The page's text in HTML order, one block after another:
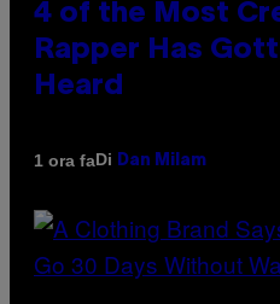
4 of the Most
Rapper Has
Heard
1 ora faDi Dan Milam